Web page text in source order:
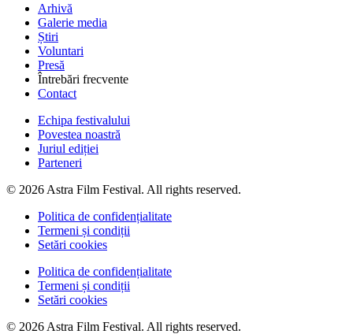
Arhivă
Galerie media
Știri
Voluntari
Presă
Întrebări frecvente
Contact
Echipa festivalului
Povestea noastră
Juriul ediției
Parteneri
© 2026 Astra Film Festival. All rights reserved.
Politica de confidențialitate
Termeni și condiții
Setări cookies
Politica de confidențialitate
Termeni și condiții
Setări cookies
© 2026 Astra Film Festival. All rights reserved.